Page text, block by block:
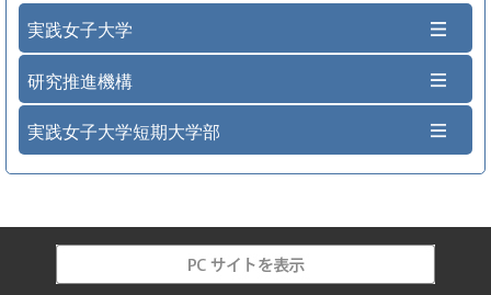
実践女子大学
研究推進機構
実践女子大学短期大学部